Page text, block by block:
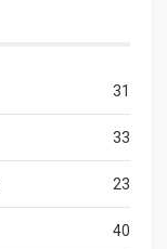
31
33
23
40